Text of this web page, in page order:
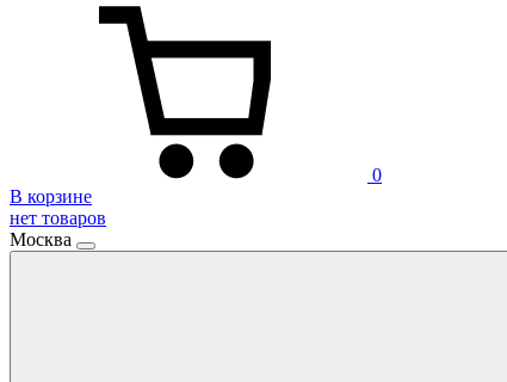
0
В корзине
нет товаров
Москва